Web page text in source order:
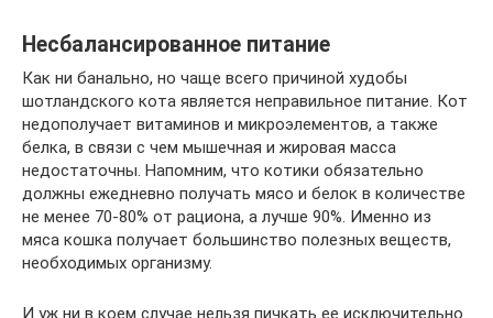
Несбалансированное питание
Как ни банально, но чаще всего причиной худобы
шотландского кота является неправильное питание. Кот
недополучает витаминов и микроэлементов, а также
белка, в связи с чем мышечная и жировая масса
недостаточны. Напомним, что котики обязательно
должны ежедневно получать мясо и белок в количестве
не менее 70-80% от рациона, а лучше 90%. Именно из
мяса кошка получает большинство полезных веществ,
необходимых организму.
И уж ни в коем случае нельзя пичкать ее исключительно